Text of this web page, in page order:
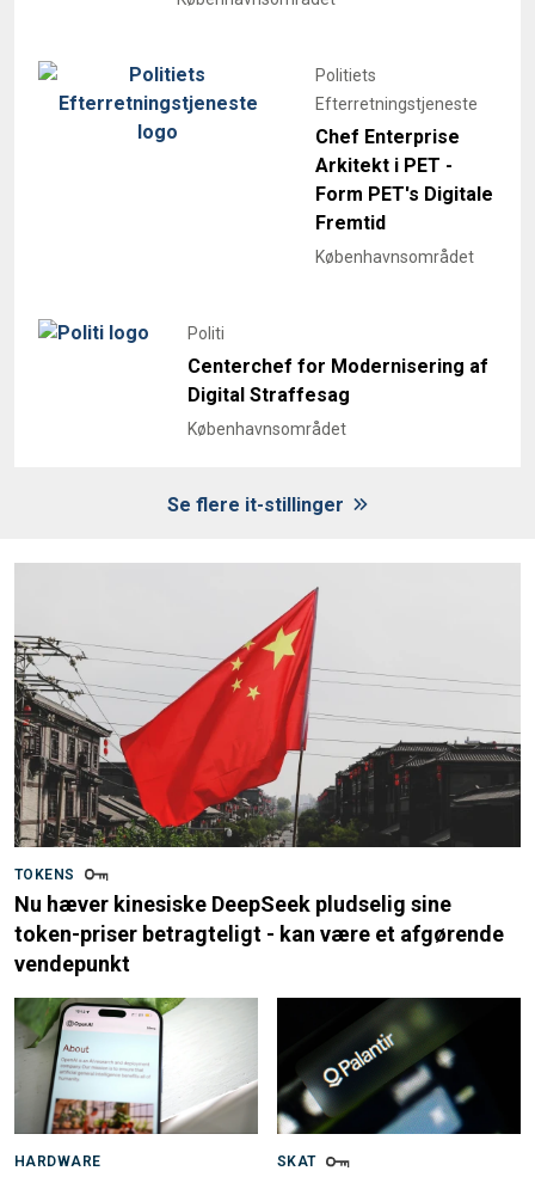
Politiets
Efterretningstjeneste
Chef Enterprise
Arkitekt i PET -
Form PET's Digitale
Fremtid
Københavnsområdet
Politi
Centerchef for Modernisering af
Digital Straffesag
Københavnsområdet
Se flere it-stillinger
TOKENS
Nu hæver kinesiske DeepSeek pludselig sine
token-priser betragteligt - kan være et afgørende
vendepunkt
HARDWARE SKAT